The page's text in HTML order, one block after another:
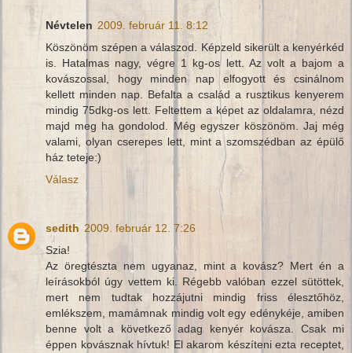
Névtelen 2009. február 11. 8:12
Köszönöm szépen a válaszod. Képzeld sikerült a kenyérkéd
is. Hatalmas nagy, végre 1 kg-os lett. Az volt a bajom a
kovászossal, hogy minden nap elfogyott és csinálnom
kellett minden nap. Befalta a család a rusztikus kenyerem
mindig 75dkg-os lett. Feltettem a képet az oldalamra, nézd
majd meg ha gondolod. Még egyszer köszönöm. Jaj még
valami, olyan cserepes lett, mint a szomszédban az épülő
ház teteje:)
Válasz
sedith 2009. február 12. 7:26
Szia!
Az öregtészta nem ugyanaz, mint a kovász? Mert én a
leírásokból úgy vettem ki. Régebb valóban ezzel sütöttek,
mert nem tudtak hozzájutni mindig friss élesztőhöz,
emlékszem, mamámnak mindig volt egy edénykéje, amiben
benne volt a következő adag kenyér kovásza. Csak mi
éppen kovásznak hívtuk! El akarom készíteni ezta receptet,